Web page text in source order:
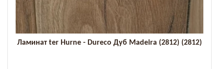
Ламинат ter Hurne - Dureco Дуб Madeira (2812) (2812)